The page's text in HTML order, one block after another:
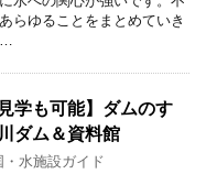
らゆることをまとめていき
学も可能】ダムのす
ダム＆資料館
・水施設ガイド